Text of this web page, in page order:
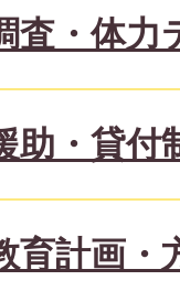
査・体力
助・貸付
育計画・